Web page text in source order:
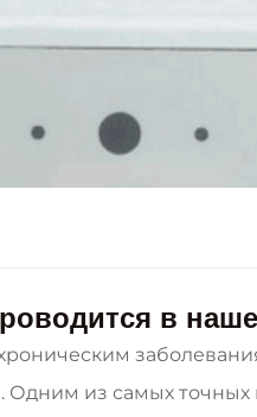
в
Одним из самых точных